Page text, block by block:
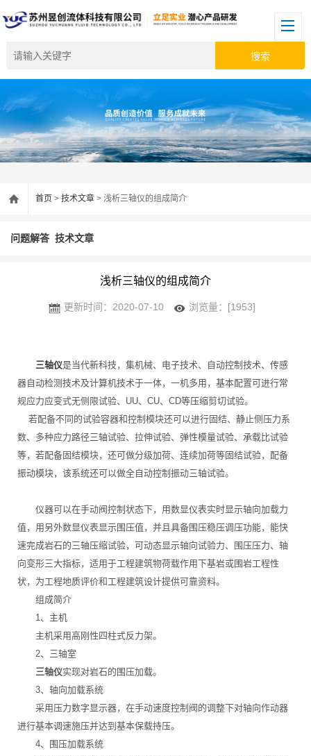
首页 > 技术文章 > 浅析三轴仪的组成简介
问题解答 技术文章
浅析三轴仪的组成简介
更新时间：2020-07-10 浏览量：[1953]
三轴仪是当代新科技，集机械、电子技术、自动控制技术、传感
器自动检测技术及计算机技术于一体，一机多用，基本配置可进行常
规应力应变式无侧限试验、UU、CU、CD等压缩剪切试验。
若配备不同的试验容器和控制模块还可以进行固结、静止侧压力系
数、多种应力路径三轴试验、拉伸试验、弹性模量试验、承载比试验
等，若配备固结模块，还可做分级加荷、连续加荷等固结试验，配备
振动模块，该系统还可以做全自动控制振动三轴试验。
仪器可以在手动阀控制状态下，用数显仪表实时显示轴向加载力
值，用另外数显仪表显示围压值，并且具备围压稳压调压功能，能快
速完成岩石的三轴压缩试验，可动态显示轴向试验力、围压压力、轴
向变形三大指标，适用于工程建筑物荷载作用下基岩或围岩工程性
状，为工程地质评价和工程建筑设计提供可靠资料。
组成简介
1、主机
主机采用高刚性四柱式反力架。
2、三轴室
三轴仪实现对岩石的围压加载。
3、轴向加载系统
采用压力数字显示器，在手动速度控制阀的调整下对轴向作动器
进行基本调速施压并达到基本保载持压。
4、围压加载系统